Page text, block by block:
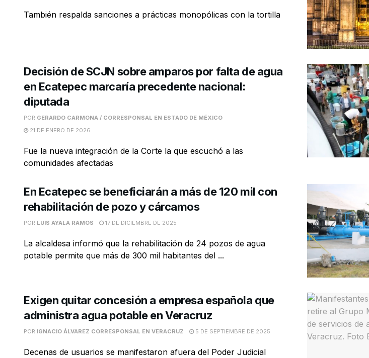
También respalda sanciones a prácticas monopólicas con la tortilla
Decisión de SCJN sobre amparos por falta de agua
en Ecatepec marcaría precedente nacional:
diputada
POR GERARDO CARMONA / CORRESPONSAL EN ESTADO DE MÉXICO
21 DE ENERO DE 2026
Fue la nueva integración de la Corte la que escuchó a las
comunidades afectadas
En Ecatepec se beneficiarán a más de 120 mil con
rehabilitación de pozo y cárcamos
POR LUIS AYALA RAMOS 17 DE DICIEMBRE DE 2025
La alcaldesa informó que la rehabilitación de 24 pozos de agua
potable permite que más de 300 mil habitantes del ...
Exigen quitar concesión a empresa española que
administra agua potable en Veracruz
POR IGNACIO ÁLVAREZ CORRESPONSAL EN VERACRUZ 5 DE SEPTIEMBRE DE 2025
Decenas de usuarios se manifestaron afuera del Poder Judicial